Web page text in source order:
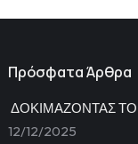
Πρόσφατα Άρθρα
ΔΟΚΙΜΑΖΟΝΤΑΣ ΤΟ
12/12/2025